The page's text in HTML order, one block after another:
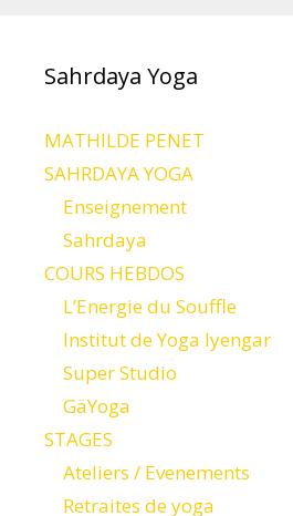
Sahrdaya Yoga
MATHILDE PENET
SAHRDAYA YOGA
Enseignement
Sahrdaya
COURS HEBDOS
L’Energie du Souffle
Institut de Yoga Iyengar
Super Studio
GäYoga
STAGES
Ateliers / Evenements
Retraites de yoga